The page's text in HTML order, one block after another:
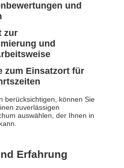
und
zur
und
zum Einsatzort für
berücksichtigen, können Sie
zuverlässigen
auswählen, der Ihnen in
Erfahrung